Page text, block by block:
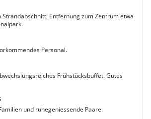
Entfernung zum Zentrum etwa
Personal.
Frühstücksbuffet. Gutes
und ruhegeniessende Paare.